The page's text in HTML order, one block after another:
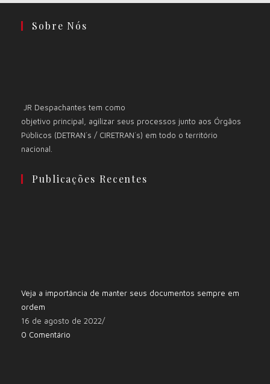
Sobre Nós
JR Despachantes tem como
objetivo principal, agilizar seus processos junto aos Órgãos
Públicos (DETRAN´s / CIRETRAN´s) em todo o território
nacional.
Publicações Recentes
Veja a importância de manter seus documentos sempre em
ordem
16 de agosto de 2022/
0 Comentário